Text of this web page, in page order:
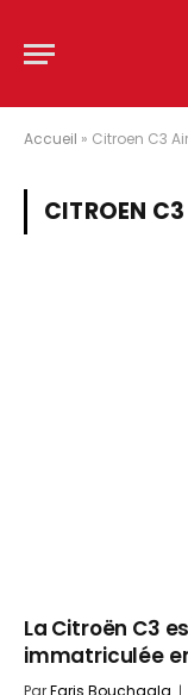
Accueil » Citroen C3
CITROEN
La Citroën C3
immatriculée
ParFaris Bouchaala